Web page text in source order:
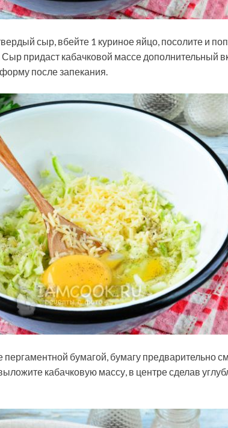
сыр, вбейте 1 куриное яйцо, посолите и
придаст кабачковой массе дополнительный
после запекания.
бумагой, бумагу предварительно
кабачковую массу, в центре сделав